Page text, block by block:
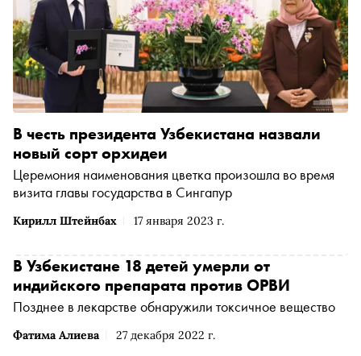
Кирилл Штейнбах 17 января 2023 г.
В честь президента Узбекистана назвали
новый сорт орхидеи
Церемония наименования цветка произошла во время
визита главы государства в Сингапур
Фатима Алиева 27 декабря 2022 г.
В Узбекистане 18 детей умерли от
индийского препарата против ОРВИ
Позднее в лекарстве обнаружили токсичное вещество